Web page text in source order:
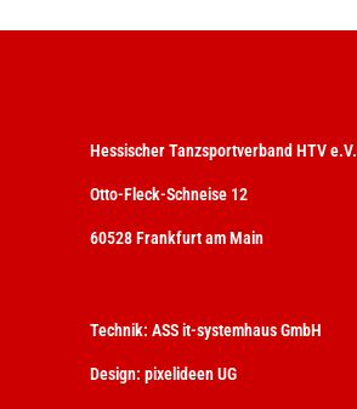
Hessischer Tanzsportverband HTV e.V.
Otto-Fleck-Schneise 12
60528 Frankfurt am Main
Technik: ASS it-systemhaus GmbH
Design: pixelideen UG